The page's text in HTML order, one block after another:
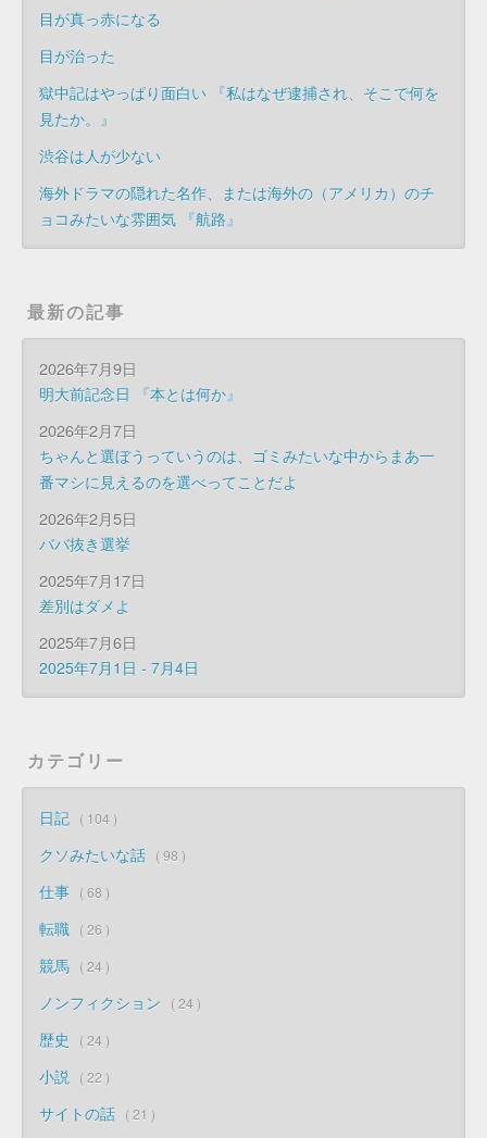
目が真っ赤になる
目が治った
獄中記はやっぱり面白い 『私はなぜ逮捕され、そこで何を
見たか。』
渋谷は人が少ない
海外ドラマの隠れた名作、または海外の（アメリカ）のチ
ョコみたいな雰囲気 『航路』
最新の記事
2026年7月9日
明大前記念日 『本とは何か』
2026年2月7日
ちゃんと選ぼうっていうのは、ゴミみたいな中からまあ一
番マシに見えるのを選べってことだよ
2026年2月5日
ババ抜き選挙
2025年7月17日
差別はダメよ
2025年7月6日
2025年7月1日 - 7月4日
カテゴリー
日記 104
クソみたいな話 98
仕事 68
転職 26
競馬 24
ノンフィクション 24
歴史 24
小説 22
サイトの話 21